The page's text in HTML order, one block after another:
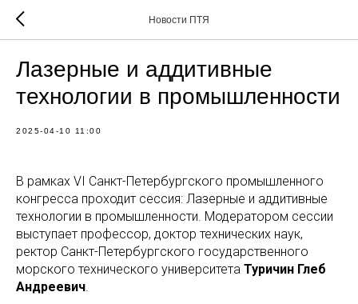
Новости ПТЯ
Лазерные и аддитивные
технологии в промышленности
2025-04-10 11:00
В рамках VI Санкт-Петербургского промышленного
конгресса проходит сессия: Лазерные и аддитивные
технологии в промышленности. Модератором сессии
выступает профессор, доктор технических наук,
ректор Санкт-Петербургского государственного
морского технического университета Туричин Глеб
Андреевич.